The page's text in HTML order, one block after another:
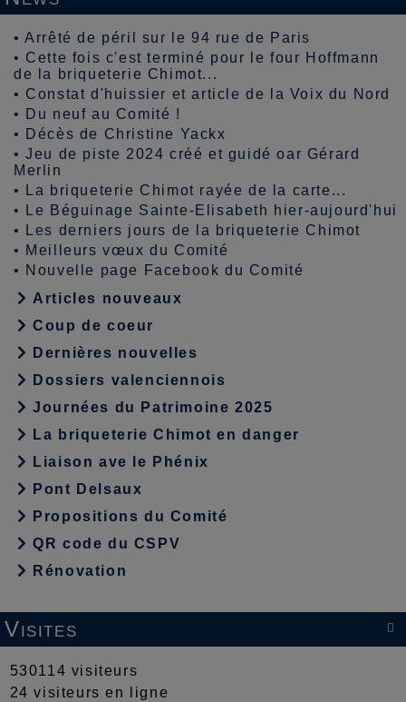
•Arrêté de péril sur le 94 rue de Paris
• Cette fois c'est terminé pour le four Hoffmann
de la briqueterie Chimot...
• Constat d'huissier et article de la Voix du Nord
•
Du neuf au Comité !
•
Décès de Christine Yackx
•Jeu de piste 2024 créé et guidé oar Gérard
Merlin
•
La briqueterie Chimot rayée de la carte...
•
Le Béguinage Sainte-Elisabeth hier-aujourd'hui
•
Les derniers jours de la briqueterie Chimot
• Meilleurs vœux du Comité
• Nouvelle page Facebook du Comité
Articles nouveaux
Coup de coeur
Dernières nouvelles
Dossiers valenciennois
Journées du Patrimoine 2025
La briqueterie Chimot en danger
Liaison ave le Phénix
Pont Delsaux
Propositions du Comité
QR code du CSPV
Rénovation

Visites
530114 visiteurs
24 visiteurs en ligne